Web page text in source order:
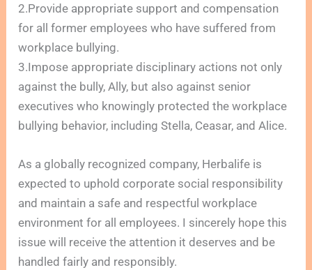
2.Provide appropriate support and compensation
for all former employees who have suffered from
workplace bullying.
3.Impose appropriate disciplinary actions not only
against the bully, Ally, but also against senior
executives who knowingly protected the workplace
bullying behavior, including Stella, Ceasar, and Alice.
As a globally recognized company, Herbalife is
expected to uphold corporate social responsibility
and maintain a safe and respectful workplace
environment for all employees. I sincerely hope this
issue will receive the attention it deserves and be
handled fairly and responsibly.